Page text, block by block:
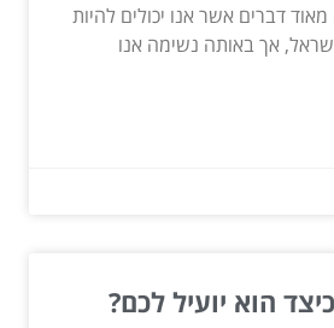
דברים אשר אנו יכולים להיות
אך באותה נשימה אנו
הוא יועיל לכם?